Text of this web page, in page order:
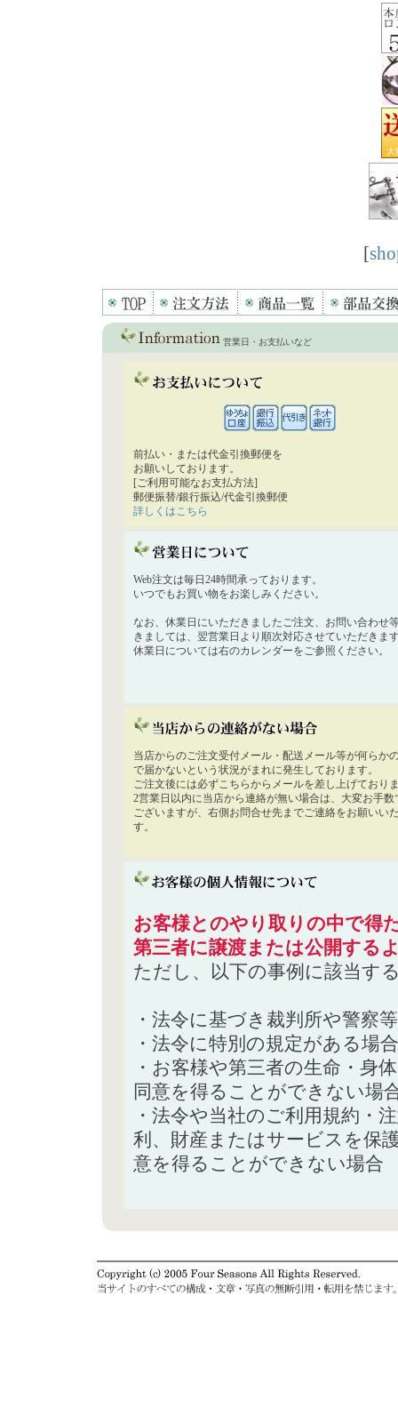
[
営業日・お支払いなど
前払い・または代金引換郵便を
お願いしております。
[ご利用可能なお支払方法]
郵便振替/銀行振込/代金引換郵便
詳しくはこちら
Web注文は毎日24時間承っております。
いつでもお買い物をお楽しみください。
なお、休業日にいただきましたご注文、お問い合わせ
きましては、翌営業日より順次対応させていただきま
休業日については右のカレンダーをご参照ください。
当店からのご注文受付メール・配送メール等が何らか
で届かないという状況がまれに発生しております。
ご注文後には必ずこちらからメールを差し上げており
2営業日以内に当店から連絡が無い場合は、大変お手数
ございますが、右側お問合せ先までご連絡をお願いい
す。
お客様とのやり取りの中で得
第三者に譲渡または公開する
ただし、以下の事例に該当す
・法令に基づき裁判所や警察
・法令に特別の規定がある場合
・お客様や第三者の生命・身
同意を得ることができない場
・法令や当社のご利用規約・
利、財産またはサービスを保
意を得ることができない場合